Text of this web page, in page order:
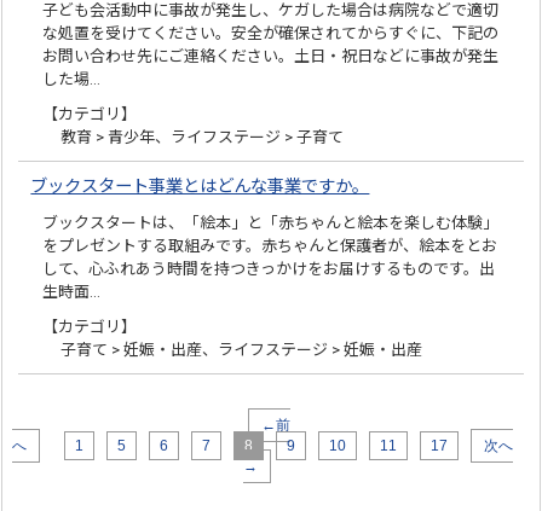
子ども会活動中に事故が発生し、ケガした場合は病院などで適切
な処置を受けてください。安全が確保されてからすぐに、下記の
お問い合わせ先にご連絡ください。土日・祝日などに事故が発生
した場…
【カテゴリ】
教育 > 青少年、ライフステージ > 子育て
ブックスタート事業とはどんな事業ですか。
ブックスタートは、「絵本」と「赤ちゃんと絵本を楽しむ体験」
をプレゼントする取組みです。赤ちゃんと保護者が、絵本をとお
して、心ふれあう時間を持つきっかけをお届けするものです。出
生時面…
【カテゴリ】
子育て > 妊娠・出産、ライフステージ > 妊娠・出産
←前
へ
1 5 6 7 8 9 10 11 17
次へ
→